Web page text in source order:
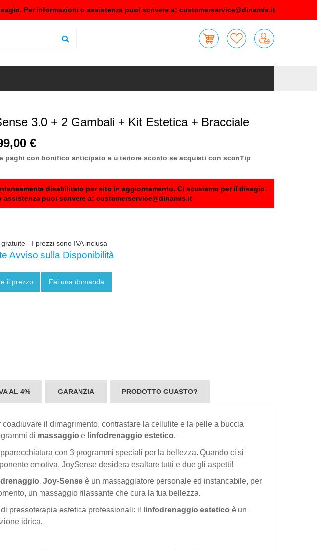
Per informazioni o assistenza puoi scrivere a: customerservice@dinamis.it
3.0 + 2 Gambali + Kit Estetica + Bracciale
€
paghi con bonifico anticipato e ulteriore sconto se acquisti con sconTip
disabilitato per sito in aggiornamento. Ci scusiamo per il disagio.
assistenza puoi scrivere a: customerservice@dinamis.it
- I prezzi sono IVA inclusa
Avviso sulla Disponibilità
il prezzo Fai una domanda
AL 4% GARANZIA PRODOTTO GUASTO?
il dimagrimento, contrastare la cellulite e la pelle a buccia
di massaggio e linfodrenaggio estetico.
con 3 programmi speciali per la bellezza. Quando ci si
emotiva, JoySense desidera esaltare tutti e due gli aspetti!
Joy-Sense è un massaggiatore personale ed instancabile, per
un massaggio rilassante che cura la tua bellezza.
pressoterapia estetica professionali: il linfodrenaggio estetico è un
idrica.